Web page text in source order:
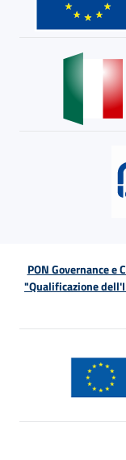
PON Governance
"Qualificazione